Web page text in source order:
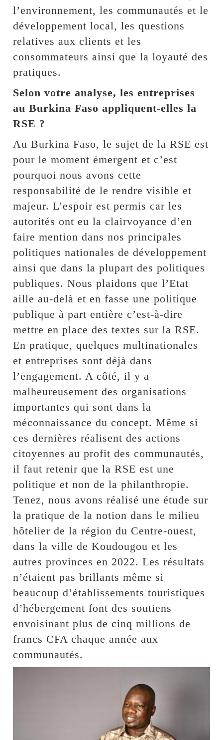
l’environnement, les communautés et le
développement local, les questions
relatives aux clients et les
consommateurs ainsi que la loyauté des
pratiques.
Selon votre analyse, les entreprises
au Burkina Faso appliquent-elles la
RSE ?
Au Burkina Faso, le sujet de la RSE est
pour le moment émergent et c’est
pourquoi nous avons cette
responsabilité de le rendre visible et
majeur. L’espoir est permis car les
autorités ont eu la clairvoyance d’en
faire mention dans nos principales
politiques nationales de développement
ainsi que dans la plupart des politiques
publiques. Nous plaidons que l’Etat
aille au-delà et en fasse une politique
publique à part entière c’est-à-dire
mettre en place des textes sur la RSE.
En pratique, quelques multinationales
et entreprises sont déjà dans
l’engagement. A côté, il y a
malheureusement des organisations
importantes qui sont dans la
méconnaissance du concept. Même si
ces dernières réalisent des actions
citoyennes au profit des communautés,
il faut retenir que la RSE est une
politique et non de la philanthropie.
Tenez, nous avons réalisé une étude sur
la pratique de la notion dans le milieu
hôtelier de la région du Centre-ouest,
dans la ville de Koudougou et les
autres provinces en 2022. Les résultats
n’étaient pas brillants même si
beaucoup d’établissements touristiques
d’hébergement font des soutiens
envoisinant plus de cinq millions de
francs CFA chaque année aux
communautés.